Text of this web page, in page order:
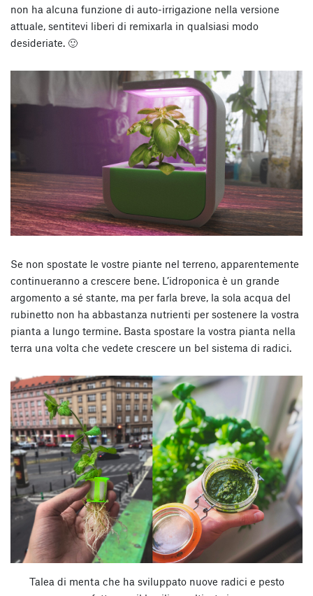
non ha alcuna funzione di auto-irrigazione nella versione
attuale, sentitevi liberi di remixarla in qualsiasi modo
desideriate. 🙂
Se non spostate le vostre piante nel terreno, apparentemente
continueranno a crescere bene. L’idroponica è un grande
argomento a sé stante, ma per farla breve, la sola acqua del
rubinetto non ha abbastanza nutrienti per sostenere la vostra
pianta a lungo termine. Basta spostare la vostra pianta nella
terra una volta che vedete crescere un bel sistema di radici.
Talea di menta che ha sviluppato nuove radici e pesto